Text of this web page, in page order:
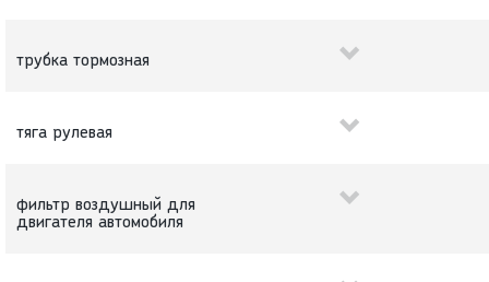
трубка тормозная
тяга рулевая
фильтр воздушный для
двигателя автомобиля